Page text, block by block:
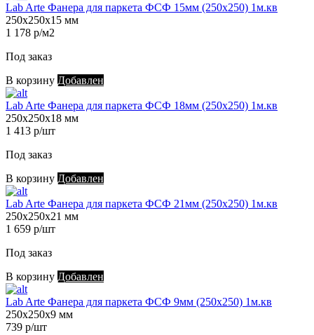
Lab Arte Фанера для паркета ФСФ 15мм (250х250) 1м.кв
250х250х15 мм
1 178 р/м2
Под заказ
В корзину Добавлен
Lab Arte Фанера для паркета ФСФ 18мм (250х250) 1м.кв
250х250х18 мм
1 413 р/шт
Под заказ
В корзину Добавлен
Lab Arte Фанера для паркета ФСФ 21мм (250х250) 1м.кв
250х250х21 мм
1 659 р/шт
Под заказ
В корзину Добавлен
Lab Arte Фанера для паркета ФСФ 9мм (250х250) 1м.кв
250х250х9 мм
739 р/шт